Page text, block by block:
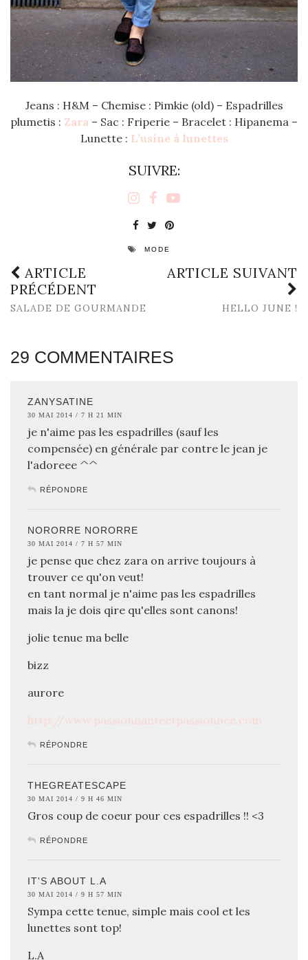
Jeans : H&M – Chemise : Pimkie (old) – Espadrilles
plumetis : Zara – Sac : Friperie – Bracelet : Hipanema –
Lunette : L’usine à lunettes
SUIVRE:
MODE
ARTICLE
PRÉCÉDENT
SALADE DE GOURMANDE
ARTICLE SUIVANT
HELLO JUNE !
29 COMMENTAIRES
ZANYSATINE
30 MAI 2014 / 7 H 21 MIN
je n'aime pas les espadrilles (sauf les
compensée) en générale par contre le jean je
l'adoreee ^^
RÉPONDRE
NORORRE NORORRE
30 MAI 2014 / 7 H 57 MIN
je pense que chez zara on arrive toujours à
trouver ce qu'on veut!
en tant normal je n'aime pas les espadrilles
mais la je dois qire qu'elles sont canons!
jolie tenue ma belle
bizz
aurore
http://www.passionnanteetpassionnee.com
RÉPONDRE
THEGREATESCAPE
30 MAI 2014 / 9 H 46 MIN
Gros coup de coeur pour ces espadrilles !! <3
RÉPONDRE
IT'S ABOUT L.A
30 MAI 2014 / 9 H 57 MIN
Sympa cette tenue, simple mais cool et les
lunettes sont top!
L.A